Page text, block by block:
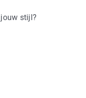
stijl?